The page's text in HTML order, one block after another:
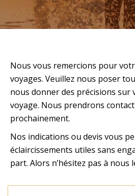
Nous vous remercions pour
voyages. Veuillez nous poser
nous donner des précisions sur
voyage. Nous prendrons
prochainement.
Nos indications ou devis vous
éclaircissements utiles sans
part. Alors n’hésitez pas à nous